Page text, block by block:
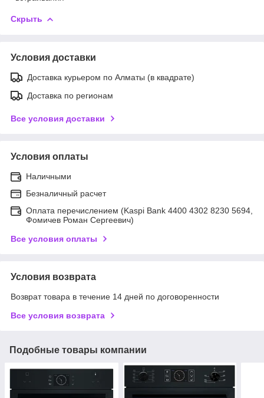
Скрыть
Условия доставки
Доставка курьером по Алматы (в квадрате)
Доставка по регионам
Все условия доставки
Условия оплаты
Наличными
Безналичный расчет
Оплата перечислением (Kaspi Bank 4400 4302 8230 5694,
Фомичев Роман Сергеевич)
Все условия оплаты
Условия возврата
Возврат товара в течение 14 дней по договоренности
Все условия возврата
Подобные товары компании